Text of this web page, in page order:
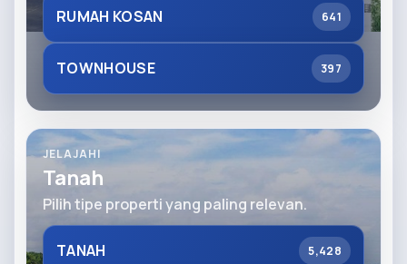
RUMAH KOSAN 641
TOWNHOUSE 397
JELAJAHI
Tanah
Pilih tipe properti yang paling relevan.
TANAH 5,428